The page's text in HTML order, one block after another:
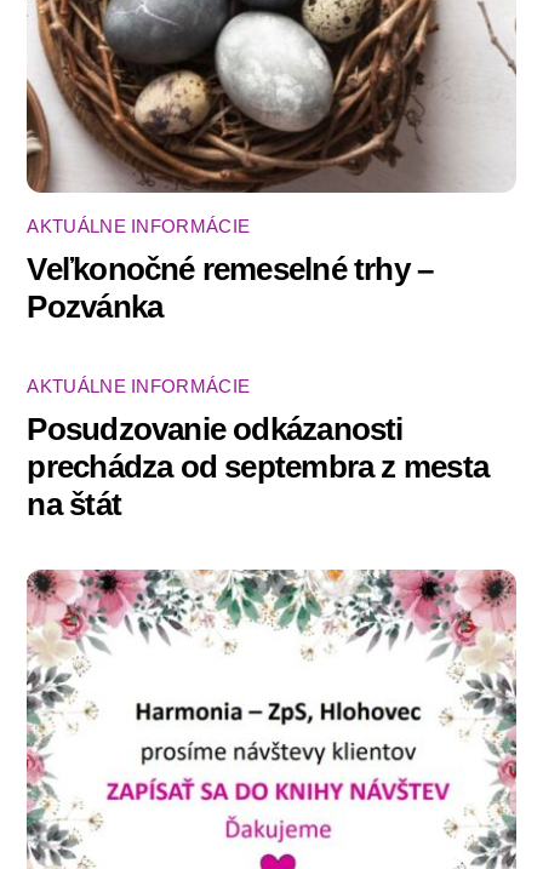
AKTUÁLNE INFORMÁCIE
Veľkonočné remeselné trhy –
Pozvánka
AKTUÁLNE INFORMÁCIE
Posudzovanie odkázanosti
prechádza od septembra z mesta
na štát